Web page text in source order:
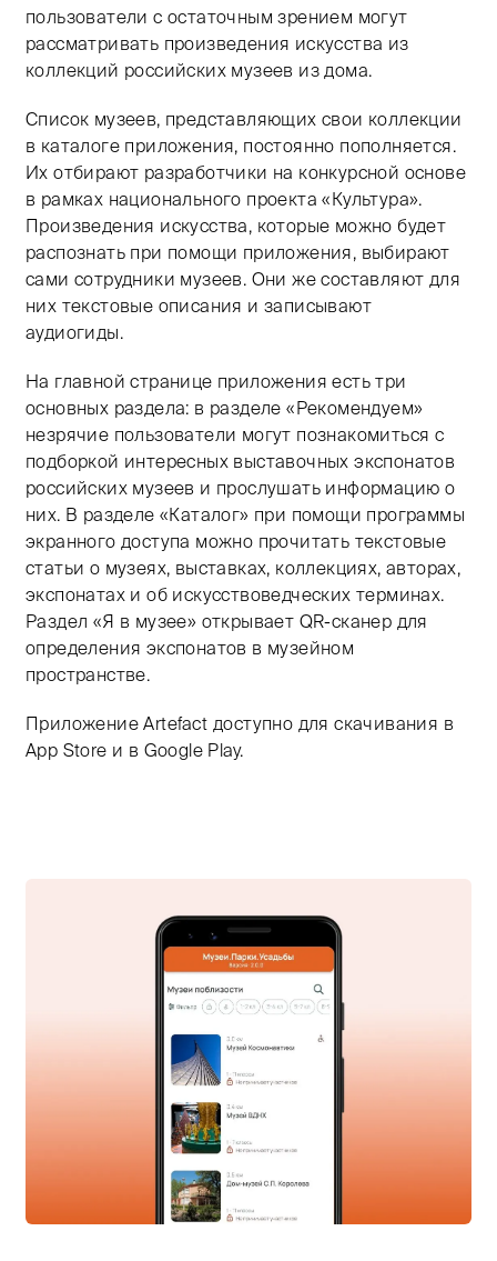
пользователи с остаточным зрением могут
рассматривать произведения искусства из
коллекций российских музеев из дома.
Список музеев, представляющих свои коллекции
в каталоге приложения, постоянно пополняется.
Их отбирают разработчики на конкурсной основе
в рамках национального проекта «Культура».
Произведения искусства, которые можно будет
распознать при помощи приложения, выбирают
сами сотрудники музеев. Они же составляют для
них текстовые описания и записывают
аудиогиды.
На главной странице приложения есть три
основных раздела: в разделе «Рекомендуем»
незрячие пользователи могут познакомиться с
подборкой интересных выставочных экспонатов
российских музеев и прослушать информацию о
них. В разделе «Каталог» при помощи программы
экранного доступа можно прочитать текстовые
статьи о музеях, выставках, коллекциях, авторах,
экспонатах и об искусствоведческих терминах.
Раздел «Я в музее» открывает QR-сканер для
определения экспонатов в музейном
пространстве.
Приложение Artefact доступно для скачивания в
App Store и в Google Play.